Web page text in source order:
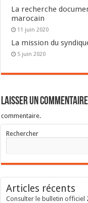
La recherche
marocain
11 juin 2020
La mission du
5 juin 2020
Laisser un commentaire
commentaire.
Rechercher
Articles récents
Consulter le bulletin officiel